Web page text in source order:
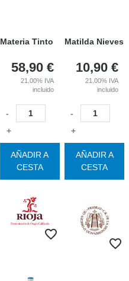
Materia Tinto
58,90 €
21.00% IVA
incluido
-
+
AÑADIR A
CESTA
Matilda Nieves
10,90 €
21.00% IVA
incluido
-
+
AÑADIR A
CESTA